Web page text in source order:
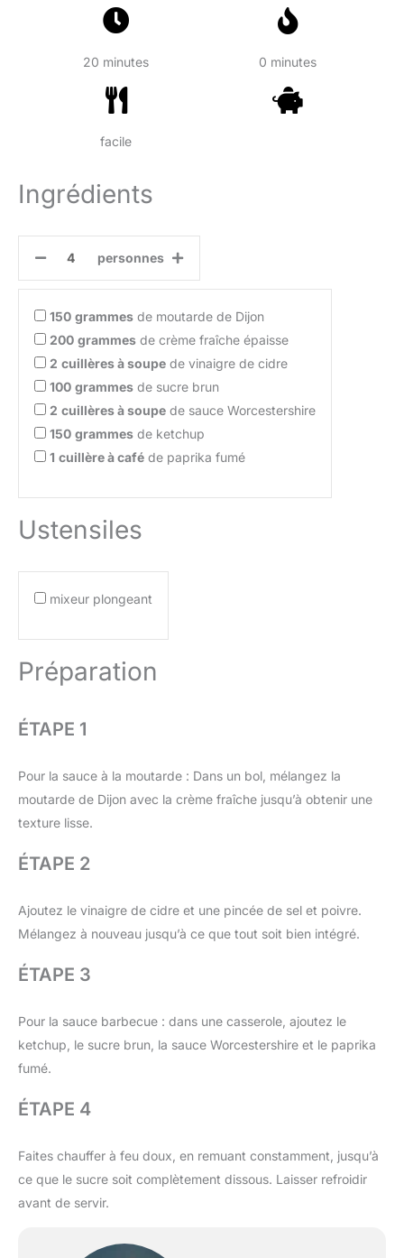
20 minutes 0 minutes
facile
Ingrédients
personnes
150 grammes de moutarde de Dijon
200 grammes de crème fraîche épaisse
2 cuillères à soupe de vinaigre de cidre
100 grammes de sucre brun
2 cuillères à soupe de sauce Worcestershire
150 grammes de ketchup
1 cuillère à café de paprika fumé
Ustensiles
mixeur plongeant
Préparation
ÉTAPE 1
Pour la sauce à la moutarde : Dans un bol, mélangez la
moutarde de Dijon avec la crème fraîche jusqu’à obtenir une
texture lisse.
ÉTAPE 2
Ajoutez le vinaigre de cidre et une pincée de sel et poivre.
Mélangez à nouveau jusqu’à ce que tout soit bien intégré.
ÉTAPE 3
Pour la sauce barbecue : dans une casserole, ajoutez le
ketchup, le sucre brun, la sauce Worcestershire et le paprika
fumé.
ÉTAPE 4
Faites chauffer à feu doux, en remuant constamment, jusqu’à
ce que le sucre soit complètement dissous. Laisser refroidir
avant de servir.